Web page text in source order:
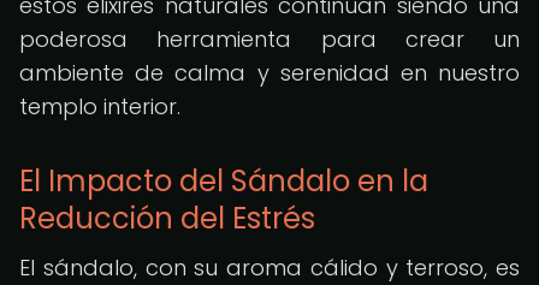
poderosa herramienta para crear un
ambiente de calma y serenidad en nuestro
templo interior.
El Impacto del Sándalo en la
Reducción del Estrés
El sándalo, con su aroma cálido y terroso, es